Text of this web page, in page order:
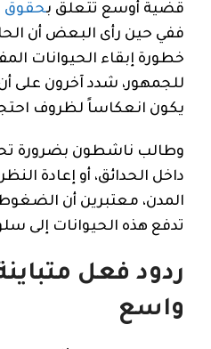
قضية أوسع تتعلق بحقوق
ففي حين رأى البعض أن
خطورة إبقاء الحيوانات
للجمهور، شدد آخرون على
يكون انعكاساً لظروف
وطالب ناشطون بضرورة
داخل الحدائق، أو إعادة
المدن، معتبرين أن
تدفع هذه الحيوانات إلى
ردود فعل
واسع